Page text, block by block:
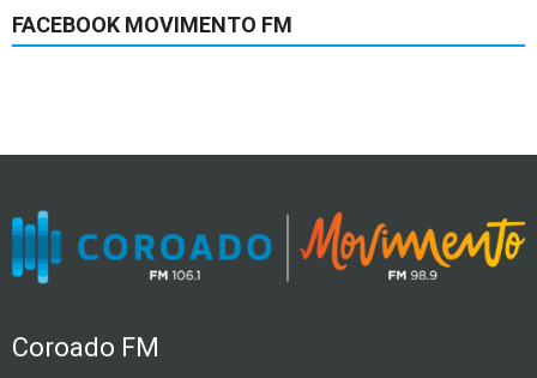
FACEBOOK MOVIMENTO FM
Coroado FM